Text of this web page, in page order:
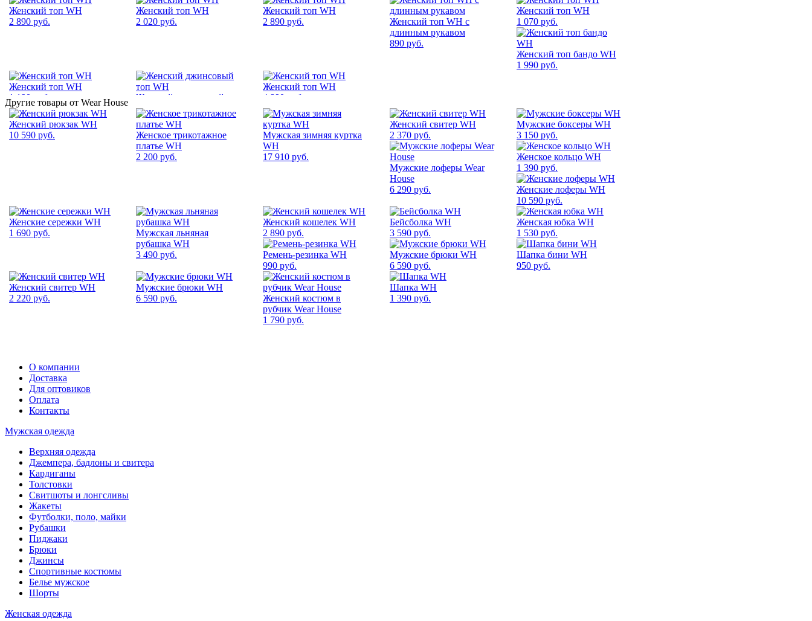
Женский топ WH
2 890 руб.
Женский топ WH
2 020 руб.
Женский топ WH
2 890 руб.
Женский топ WH с
длинным рукавом
890 руб.
Женский топ WH
1 070 руб.
Женский топ бандо WH
1 990 руб.
Женский топ WH
1 190 руб.
Женский джинсовый топ
WH
1 790 руб.
Женский топ WH
4 890 руб.
Другие товары от Wear House
Женский рюкзак WH
10 590 руб.
Женское трикотажное
платье WH
2 200 руб.
Мужская зимняя куртка
WH
17 910 руб.
Женский свитер WH
2 370 руб.
Мужские боксеры WH
3 150 руб.
Мужские лоферы Wear
House
6 290 руб.
Женское кольцо WH
1 390 руб.
Женские лоферы WH
10 590 руб.
Женские сережки WH
1 690 руб.
Мужская льняная
рубашка WH
3 490 руб.
Женский кошелек WH
2 890 руб.
Бейсболка WH
3 590 руб.
Женская юбка WH
1 530 руб.
Ремень-резинка WH
990 руб.
Мужские брюки WH
6 590 руб.
Шапка бини WH
950 руб.
Женский свитер WH
2 220 руб.
Мужские брюки WH
6 590 руб.
Женский костюм в
рубчик Wear House
1 790 руб.
Шапка WH
1 390 руб.
О компании
Доставка
Для оптовиков
Оплата
Контакты
Мужская одежда
Верхняя одежда
Джемпера, бадлоны и свитера
Кардиганы
Толстовки
Свитшоты и лонгсливы
Жакеты
Футболки, поло, майки
Рубашки
Пиджаки
Брюки
Джинсы
Спортивные костюмы
Белье мужское
Шорты
Женская одежда